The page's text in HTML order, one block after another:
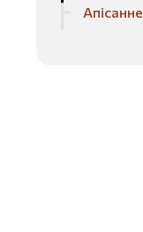
Апісанне